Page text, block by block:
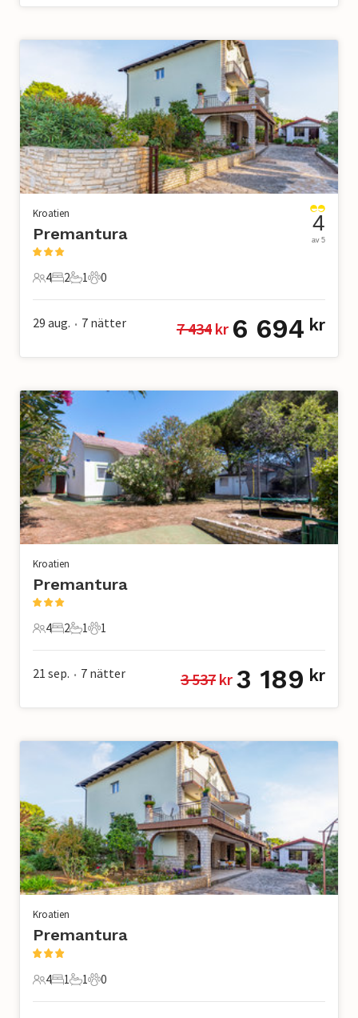
Kroatien
Premantura
4 Gäster
4
2 Sovrum
2
1 Badrum
1
0 Husdjur
0
4
av 5
29 aug. • 7 nätter 7 434 kr 6 694 kr
Kroatien
Premantura
4 Gäster
4
2 Sovrum
2
1 Badrum
1
1 Husdjur
1
21 sep. • 7 nätter 3 537 kr 3 189 kr
Kroatien
Premantura
4 Gäster
4
1 Sovrum
1
1 Badrum
1
0 Husdjur
0